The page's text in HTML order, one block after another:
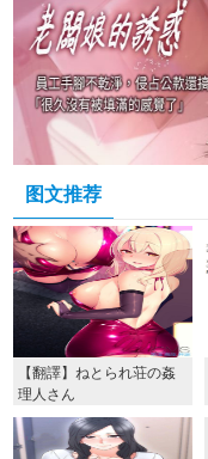
图文推荐
【翻譯】ねとられ荘の姦
理人さん